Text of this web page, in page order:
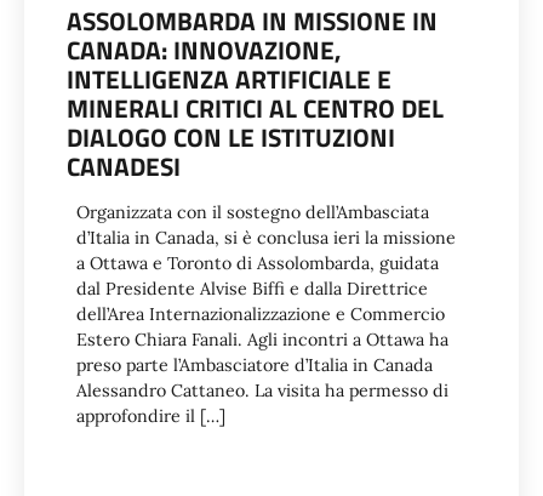
ASSOLOMBARDA IN MISSIONE IN
CANADA: INNOVAZIONE,
INTELLIGENZA ARTIFICIALE E
MINERALI CRITICI AL CENTRO DEL
DIALOGO CON LE ISTITUZIONI
CANADESI
Organizzata con il sostegno dell’Ambasciata
d’Italia in Canada, si è conclusa ieri la missione
a Ottawa e Toronto di Assolombarda, guidata
dal Presidente Alvise Biffi e dalla Direttrice
dell’Area Internazionalizzazione e Commercio
Estero Chiara Fanali. Agli incontri a Ottawa ha
preso parte l’Ambasciatore d’Italia in Canada
Alessandro Cattaneo. La visita ha permesso di
approfondire il […]